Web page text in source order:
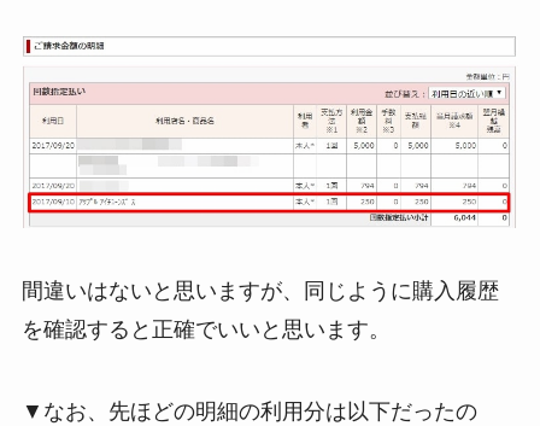
間違いはないと思いますが、同じように購入履歴
を確認すると正確でいいと思います。
▼なお、先ほどの明細の利用分は以下だったの